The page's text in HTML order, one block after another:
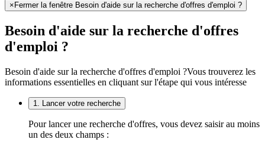
× Fermer la fenêtre Besoin d'aide sur la recherche d'offres d'emploi ?
Besoin d'aide sur la recherche d'offres
d'emploi ?
Besoin d'aide sur la recherche d'offres d'emploi ?Vous trouverez les
informations essentielles en cliquant sur l'étape qui vous intéresse
1. Lancer votre recherche
Pour lancer une recherche d'offres, vous devez saisir au moins
un des deux champs :